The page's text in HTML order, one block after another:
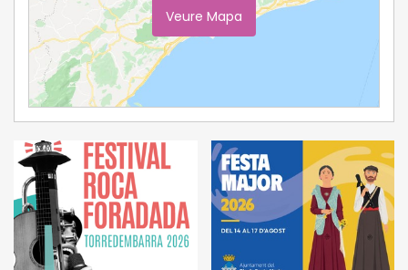
Veure Mapa